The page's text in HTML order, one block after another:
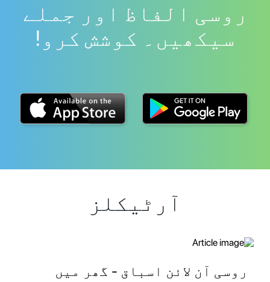
روسی الفاظ اور جملے
سیکھیں۔ کوشش کرو!
آرٹیکلز
روسی آن لائن اسباق - گھر میں